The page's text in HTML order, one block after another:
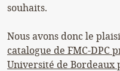
souhaits.
Nous avons donc le
catalogue de FMC-DPC
Université de Bordeaux